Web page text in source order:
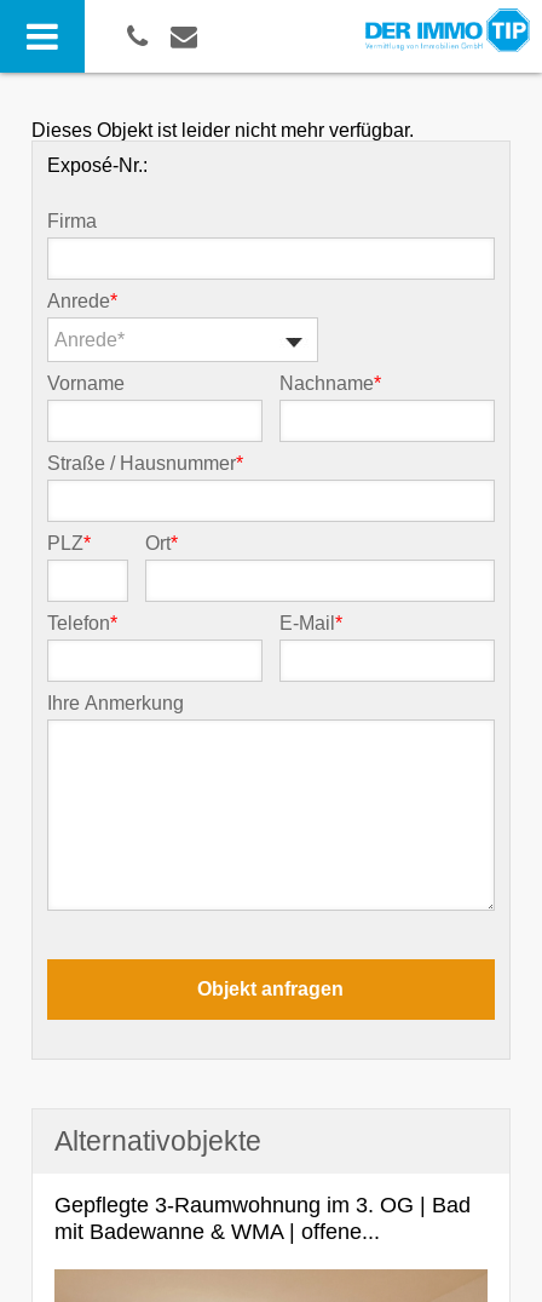
Dieses Objekt ist leider nicht mehr verfügbar.
Exposé-Nr.:
Firma
Anrede*
Anrede*
Vorname Nachname*
Straße / Hausnummer*
PLZ* Ort*
Telefon* E-Mail*
Ihre Anmerkung
Alternativobjekte
Gepflegte 3-Raumwohnung im 3. OG | Bad
mit Badewanne & WMA | offene...